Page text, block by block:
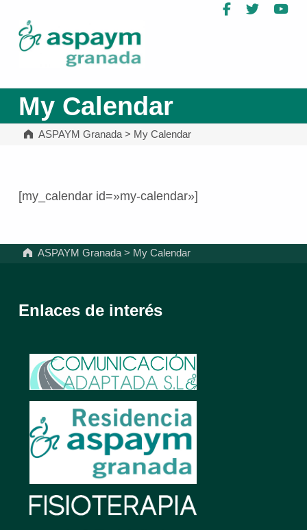
Facebook
Twitter
My Calendar
ASPAYM Granada> My Calendar
[my_calendar id=»my-calendar»]
ASPAYM Granada > My Calendar
Enlaces de interés